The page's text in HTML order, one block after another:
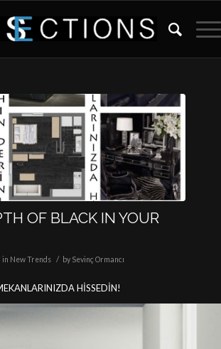
OF BLACK IN YOUR
in New Trends / by Sevinç Ormancı
HİSSEDİN!